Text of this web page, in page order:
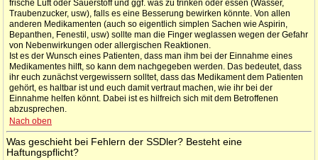
frische Luft oder Sauerstoff und ggf. was zu trinken oder essen (Wasser,
Traubenzucker, usw), falls es eine Besserung bewirken könnte. Von allen
anderen Medikamenten (auch so eigentlich simplen Sachen wie Aspirin,
Bepanthen, Fenestil, usw) sollte man die Finger weglassen wegen der Gefahr
von Nebenwirkungen oder allergischen Reaktionen.
Ist es der Wunsch eines Patienten, dass man ihm bei der Einnahme eines
Medikamentes hilft, so kann dem nachgegeben werden. Das bedeutet, dass
ihr euch zunächst vergewissern solltet, dass das Medikament dem Patienten
gehört, es haltbar ist und euch damit vertraut machen, wie ihr bei der
Einnahme helfen könnt. Dabei ist es hilfreich sich mit dem Betroffenen
abzusprechen.
Nach oben
Was geschieht bei Fehlern der SSDler? Besteht eine
Haftungspflicht?